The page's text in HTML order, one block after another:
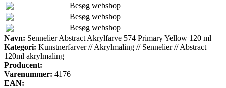
Besøg webshop
Besøg webshop
Besøg webshop
Navn: Sennelier Abstract Akrylfarve 574 Primary Yellow 120 ml
Kategori: Kunstnerfarver // Akrylmaling // Sennelier // Abstract
120ml akrylmaling
Producent:
Varenummer: 4176
EAN: